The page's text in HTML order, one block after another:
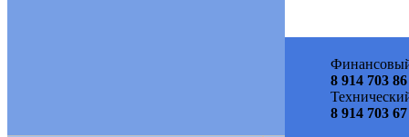
8 914 703
8 914 703